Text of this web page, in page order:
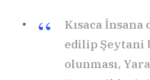
Kısaca
edilip Şeytani
olunması,